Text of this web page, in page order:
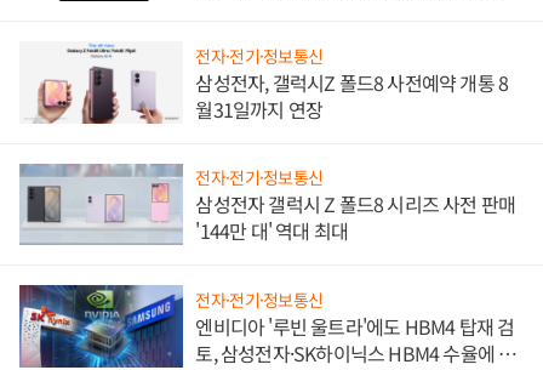
전자·전기·정보통신
삼성전자, 갤럭시Z 폴드8 사전예약 개통 8
월31일까지 연장
전자·전기·정보통신
삼성전자 갤럭시 Z 폴드8 시리즈 사전 판매
'144만 대' 역대 최대
전자·전기·정보통신
엔비디아 '루빈 울트라'에도 HBM4 탑재 검
토, 삼성전자·SK하이닉스 HBM4 수율에 주